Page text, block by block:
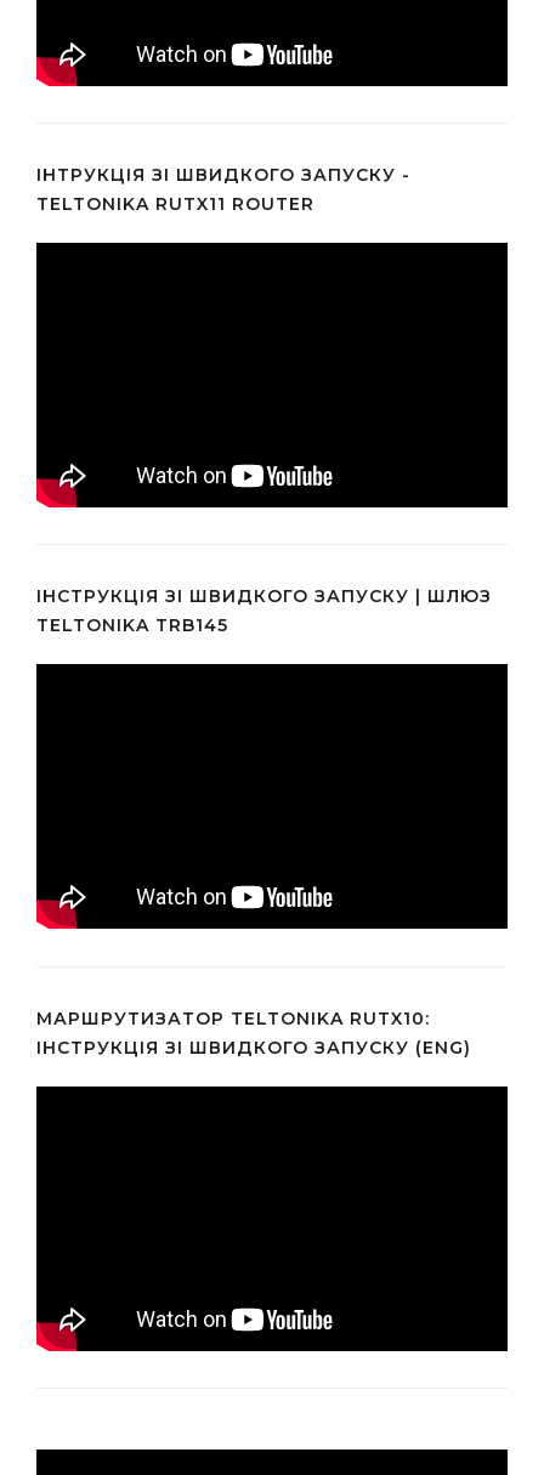
ІНТРУКЦІЯ ЗІ ШВИДКОГО ЗАПУСКУ -
TELTONIKA RUTX11 ROUTER
ІНСТРУКЦІЯ ЗІ ШВИДКОГО ЗАПУСКУ | ШЛЮЗ
TELTONIKA TRB145
МАРШРУТИЗАТОР TELTONIKA RUTX10:
ІНСТРУКЦІЯ ЗІ ШВИДКОГО ЗАПУСКУ (ENG)